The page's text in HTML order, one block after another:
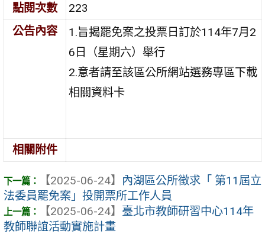
點閱次數
223
公告內容
1.旨揭罷免案之投票日訂於114年7月2
6日（星期六）舉行
2.意者請至該區公所網站選務專區下載
相關資料卡
相關附件
【2025-06-24】 內湖區公所徵求「 第11屆立
法委員罷免案」投開票所工作人員
【2025-06-24】 臺北市教師研習中心114年
教師聯誼活動實施計畫